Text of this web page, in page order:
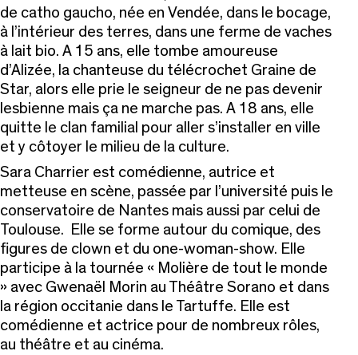
de catho gaucho, née en Vendée, dans le bocage,
à l’intérieur des terres, dans une ferme de vaches
à lait bio. A 15 ans, elle tombe amoureuse
d’Alizée, la chanteuse du télécrochet Graine de
Star, alors elle prie le seigneur de ne pas devenir
lesbienne mais ça ne marche pas. A 18 ans, elle
quitte le clan familial pour aller s’installer en ville
et y côtoyer le milieu de la culture.
Sara Charrier est comédienne, autrice et
metteuse en scène, passée par l’université puis le
conservatoire de Nantes mais aussi par celui de
Toulouse. Elle se forme autour du comique, des
figures de clown et du one-woman-show. Elle
participe à la tournée « Molière de tout le monde
» avec Gwenaël Morin au Théâtre Sorano et dans
la région occitanie dans le Tartuffe. Elle est
comédienne et actrice pour de nombreux rôles,
au théâtre et au cinéma.